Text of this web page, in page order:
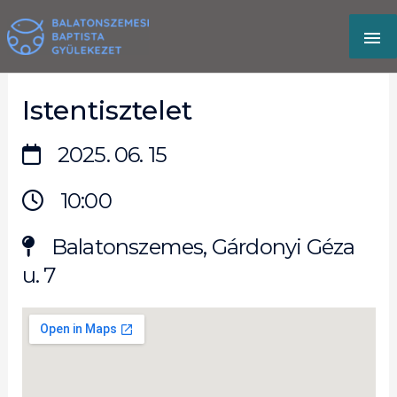
to
content
Istentisztelet
2025. 06. 15
10:00
Balatonszemes, Gárdonyi Géza
u. 7